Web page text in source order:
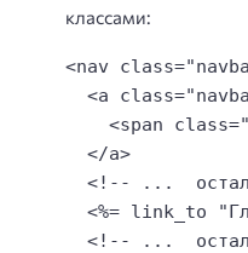
классами:
<nav
<a
<span
  </a>
<!-- ...
<%= link_to
<!-- ...